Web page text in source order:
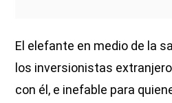
El elefante en medio de la
los inversionistas
con él, e inefable para